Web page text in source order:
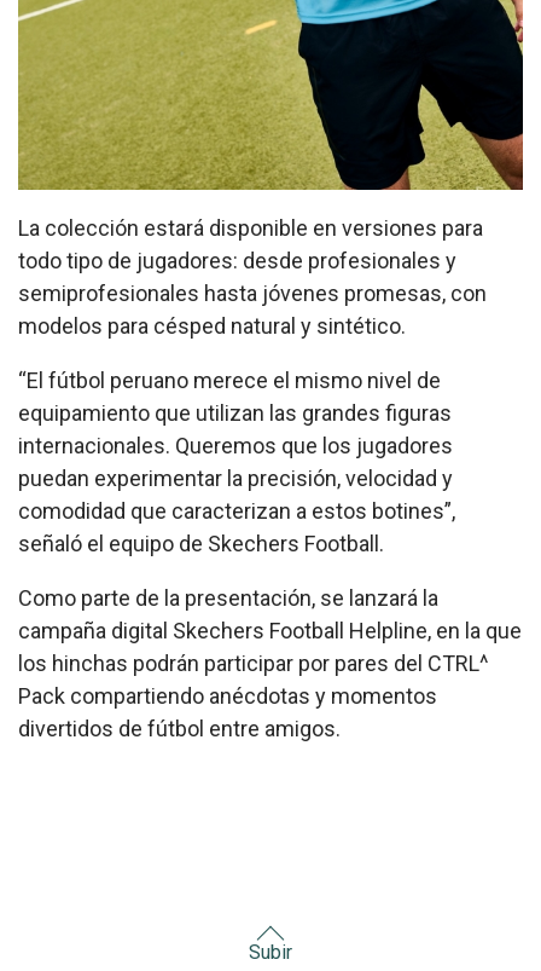
La colección estará disponible en versiones para
todo tipo de jugadores: desde profesionales y
semiprofesionales hasta jóvenes promesas, con
modelos para césped natural y sintético.
“El fútbol peruano merece el mismo nivel de
equipamiento que utilizan las grandes figuras
internacionales. Queremos que los jugadores
puedan experimentar la precisión, velocidad y
comodidad que caracterizan a estos botines”,
señaló el equipo de Skechers Football.
Como parte de la presentación, se lanzará la
campaña digital Skechers Football Helpline, en la que
los hinchas podrán participar por pares del CTRL^
Pack compartiendo anécdotas y momentos
divertidos de fútbol entre amigos.
Subir